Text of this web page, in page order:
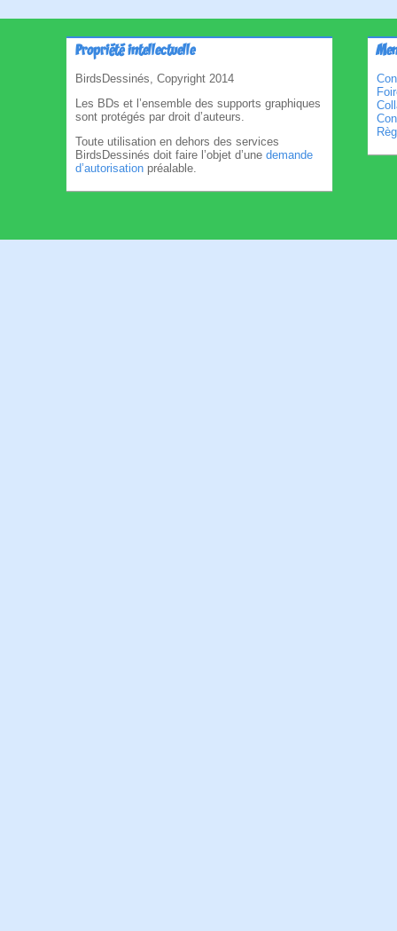
Propriété intellectuelle
BirdsDessinés, Copyright 2014
Les BDs et l’ensemble des supports graphiques
sont protégés par droit d’auteurs.
Toute utilisation en dehors des services
BirdsDessinés doit faire l’objet d’une demande
d’autorisation préalable.